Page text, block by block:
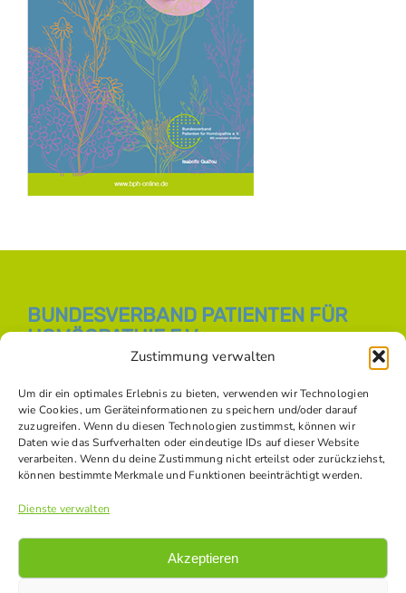
Zustimmung verwalten
Um dir ein optimales Erlebnis zu bieten, verwenden wir Technologien
wie Cookies, um Geräteinformationen zu speichern und/oder darauf
zuzugreifen. Wenn du diesen Technologien zustimmst, können wir
Daten wie das Surfverhalten oder eindeutige IDs auf dieser Website
verarbeiten. Wenn du deine Zustimmung nicht erteilst oder zurückziehst,
können bestimmte Merkmale und Funktionen beeinträchtigt werden.
Dienste verwalten
Akzeptieren
BUNDESVERBAND PATIENTEN FÜR
HOMÖOPATHIE E.V.
E-Mail:
info [at] bph-online.de
Webseite:Homöopathie Online
SOZIALE NETZWERKE